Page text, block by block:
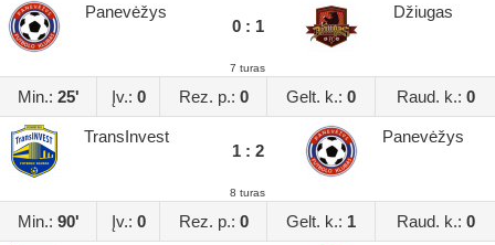
Panevėžys
0 : 1
Džiugas
7 turas
Min.: 25' Įv.: 0 Rez. p.: 0 Gelt. k.: 0 Raud. k.: 0
TransInvest
1 : 2
Panevėžys
8 turas
Min.: 90' Įv.: 0 Rez. p.: 0 Gelt. k.: 1 Raud. k.: 0